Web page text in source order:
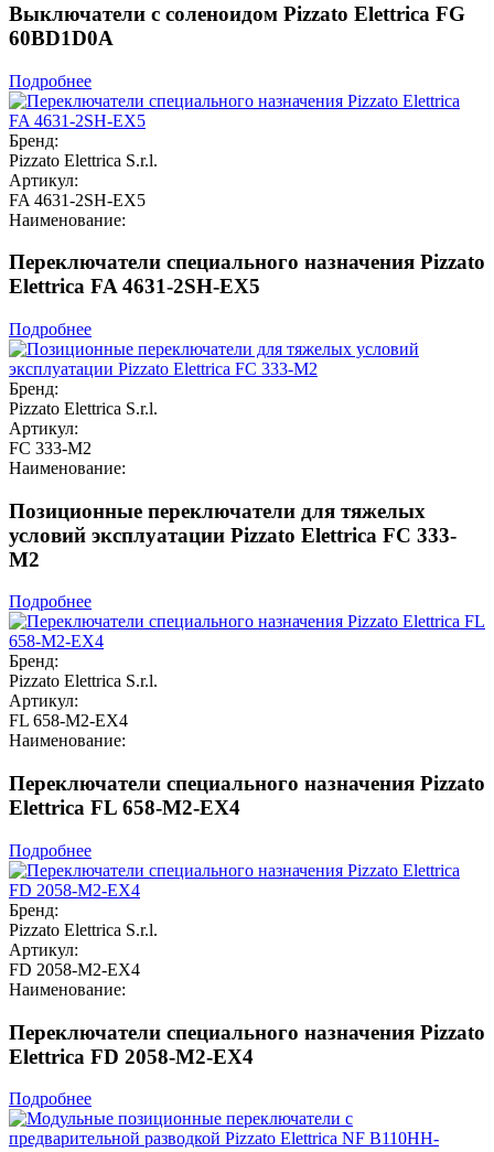
Выключатели с соленоидом Pizzato Elettrica FG
60BD1D0A
Подробнее
Бренд:
Pizzato Elettrica S.r.l.
Артикул:
FA 4631-2SH-EX5
Наименование:
Переключатели специального назначения Pizzato
Elettrica FA 4631-2SH-EX5
Подробнее
Бренд:
Pizzato Elettrica S.r.l.
Артикул:
FC 333-M2
Наименование:
Позиционные переключатели для тяжелых
условий эксплуатации Pizzato Elettrica FC 333-
M2
Подробнее
Бренд:
Pizzato Elettrica S.r.l.
Артикул:
FL 658-M2-EX4
Наименование:
Переключатели специального назначения Pizzato
Elettrica FL 658-M2-EX4
Подробнее
Бренд:
Pizzato Elettrica S.r.l.
Артикул:
FD 2058-M2-EX4
Наименование:
Переключатели специального назначения Pizzato
Elettrica FD 2058-M2-EX4
Подробнее